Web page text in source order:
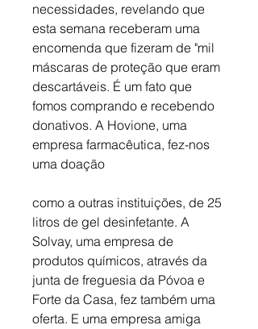
necessidades, revelando que
esta semana receberam uma
encomenda que fizeram de "mil
máscaras de proteção que eram
descartáveis. É um fato que
fomos comprando e recebendo
donativos. A Hovione, uma
empresa farmacêutica, fez-nos
uma doação
como a outras instituições, de 25
litros de gel desinfetante. A
Solvay, uma empresa de
produtos químicos, através da
junta de freguesia da Póvoa e
Forte da Casa, fez também uma
oferta. E uma empresa amiga